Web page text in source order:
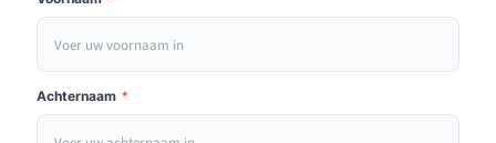
Achternaam *